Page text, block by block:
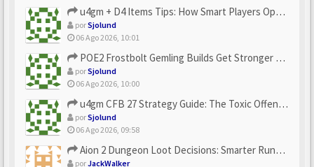
u4gm + D4 Items Tips: How Smart Players Optimize Gear, Build...
porSjolund
06 Ago 2026, 10:01
POE2 Frostbolt Gemling Builds Get Stronger With u4gm’s Ice C...
porSjolund
06 Ago 2026, 10:00
u4gm CFB 27 Strategy Guide: The Toxic Offensive Scheme Your ...
porSjolund
06 Ago 2026, 09:58
Aion 2 Dungeon Loot Decisions: Smarter Runs With U4N
porJackWalker